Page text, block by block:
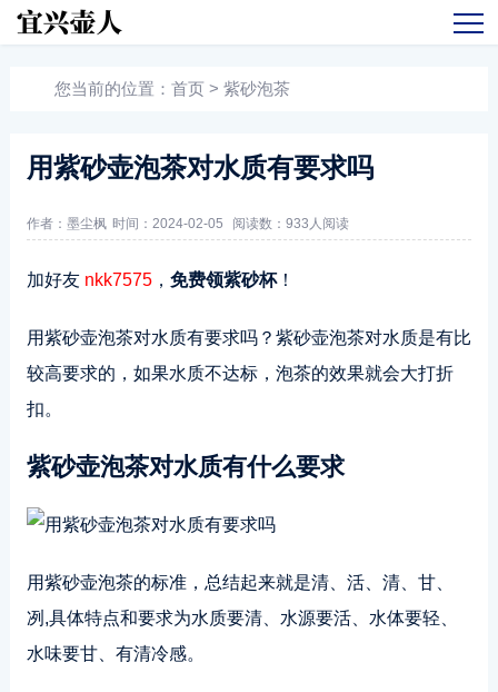
您当前的位置： 首页 > 紫砂泡茶
用紫砂壶泡茶对水质有要求吗
作者：墨尘枫 时间：2024-02-05 阅读数： 933人阅读
加好友 nkk7575， 免费领紫砂杯！
用紫砂壶泡茶对水质有要求吗？紫砂壶泡茶对水质是有比
较高要求的，如果水质不达标，泡茶的效果就会大打折
扣。
紫砂壶泡茶对水质有什么要求
用紫砂壶泡茶的标准，总结起来就是清、活、清、甘、
冽,具体特点和要求为水质要清、水源要活、水体要轻、
水味要甘、有清冷感。